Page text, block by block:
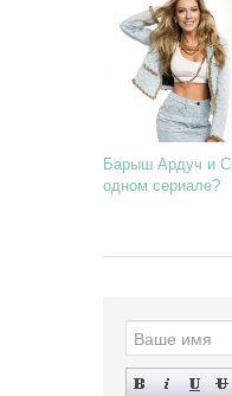
Барыш Ардуч и
одном сериале?